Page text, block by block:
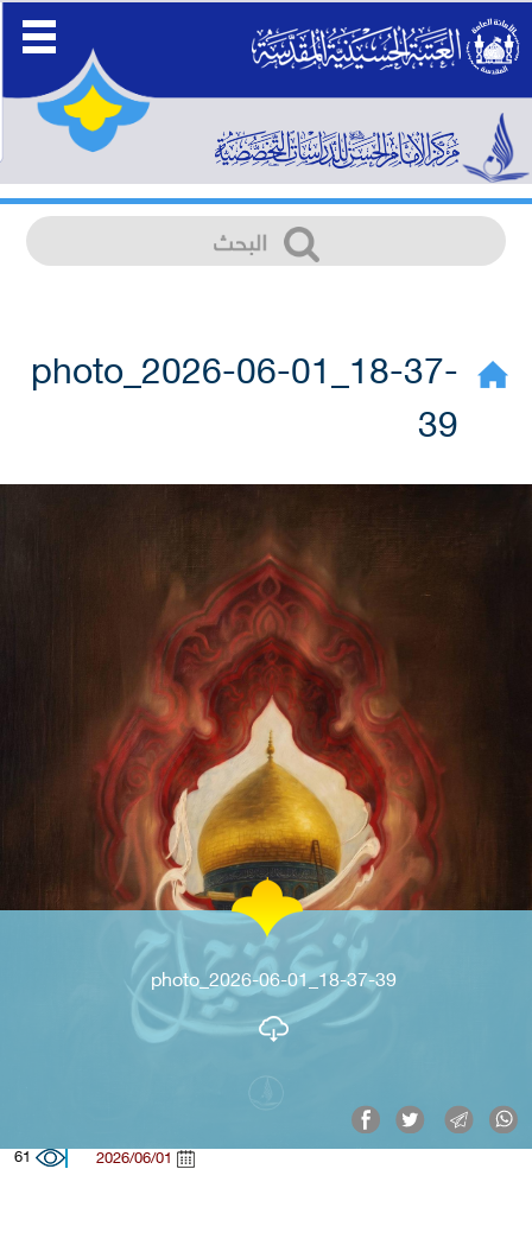
photo_2026-06-01_18-37-
39
photo_2026-06-01_18-37-39